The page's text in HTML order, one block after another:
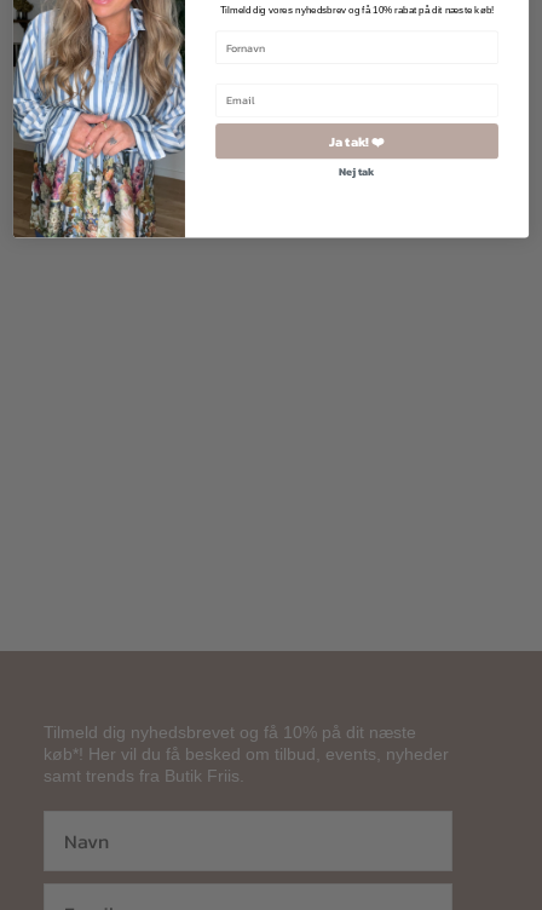
390,00kr. 390,00 kr.
Tilmeld dig nyhedsbrevet og få 10% på dit næste
køb*! Her vil du få besked om tilbud, events, nyheder
samt trends fra Butik Friis.
Tilmeld dig vores nyhedsbrev og få 10% rabat på dit næste køb!
Ja tak! ❤️
Nej tak